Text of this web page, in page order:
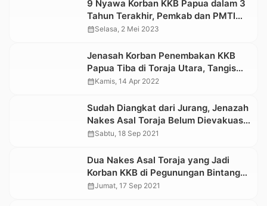
9 Nyawa Korban KKB Papua dalam 3
Tahun Terakhir, Pemkab dan PMTI
Diminta Cari Solusi
calendar_monthSelasa, 2 Mei 2023
Jenasah Korban Penembakan KKB
Papua Tiba di Toraja Utara, Tangis
Keluarga Pecah
calendar_monthKamis, 14 Apr 2022
Sudah Diangkat dari Jurang, Jenazah
Nakes Asal Toraja Belum Dievakuasi
ke Jayapura
calendar_monthSabtu, 18 Sep 2021
Dua Nakes Asal Toraja yang Jadi
Korban KKB di Pegunungan Bintang
Sudah Dievakuasi ke Jayapura
calendar_monthJumat, 17 Sep 2021